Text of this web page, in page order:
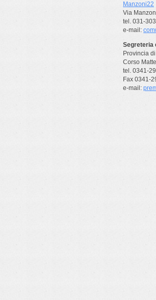
Manzoni22
Via
tel. 031-
e-mail:
Segreteria
Provincia
Corso
tel. 0341-
Fax 0341-
e-mail: